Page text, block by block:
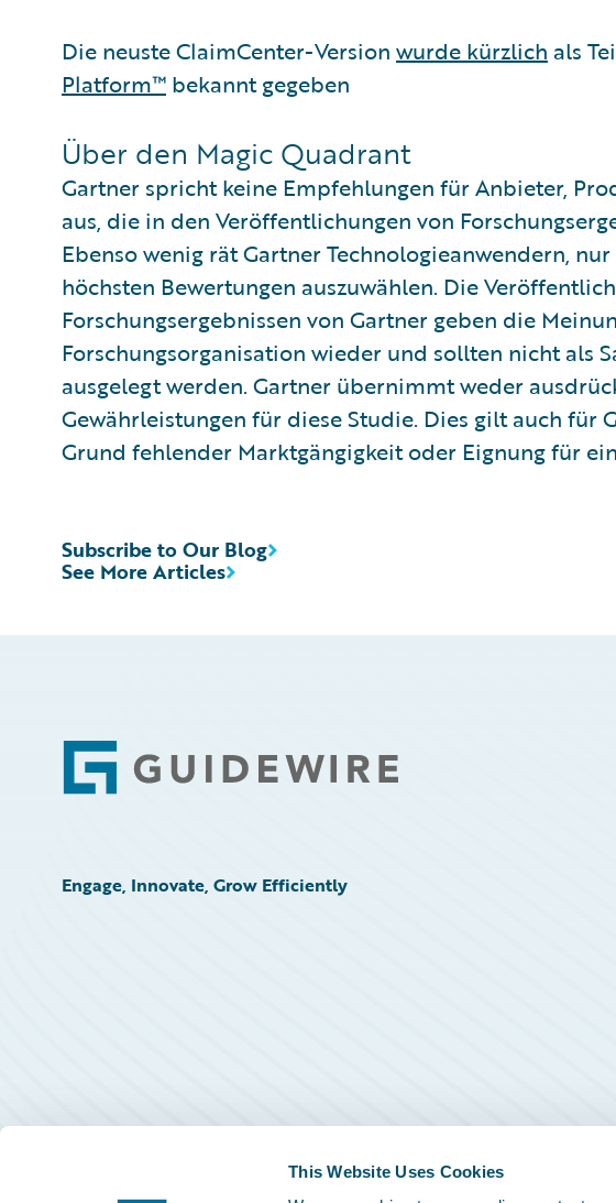
This Website Uses Cookies
Die neuste ClaimCenter-Version wurde kürzlich als
Platform™ bekannt gegeben
Über den Magic Quadrant
Gartner spricht keine Empfehlungen für Anbieter,
aus, die in den Veröffentlichungen von
Ebenso wenig rät Gartner Technologieanwendern,
höchsten Bewertungen auszuwählen. Die
Forschungsergebnissen von Gartner geben die
Forschungsorganisation wieder und sollten nicht als
ausgelegt werden. Gartner übernimmt weder
Gewährleistungen für diese Studie. Dies gilt auch für
Grund fehlender Marktgängigkeit oder Eignung für
See More Articles
Subscribe to Our Blog
Footer
Engage, Innovate, Grow Efficiently